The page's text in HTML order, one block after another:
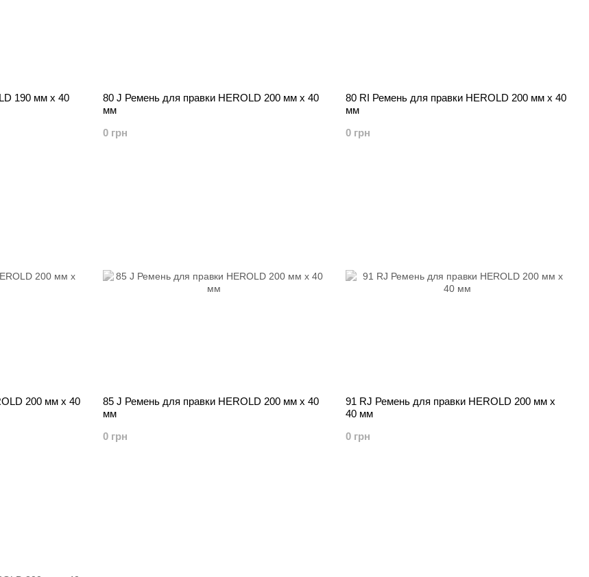
190 мм х 40
80 J Ремень для правки HEROLD 200 мм х 40
мм
0 грн
80 RI Ремень для правки HEROLD 200 мм х 40
мм
0 грн
200 мм х 40
85 J Ремень для правки HEROLD 200 мм х 40
мм
0 грн
91 RJ Ремень для правки HEROLD 200 мм х
40 мм
0 грн